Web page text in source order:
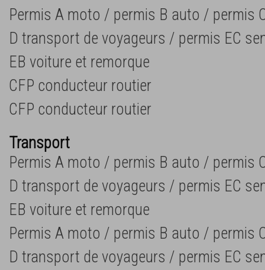
Permis A moto / permis B auto / permis
D transport de voyageurs / permis EC
EB voiture et remorque
CFP conducteur routier
CFP conducteur routier
Transport
Permis A moto / permis B auto / permis
D transport de voyageurs / permis EC
EB voiture et remorque
Permis A moto / permis B auto / permis
D transport de voyageurs / permis EC